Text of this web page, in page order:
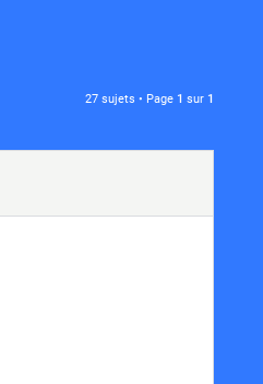
27 sujets • Page 1 sur 1